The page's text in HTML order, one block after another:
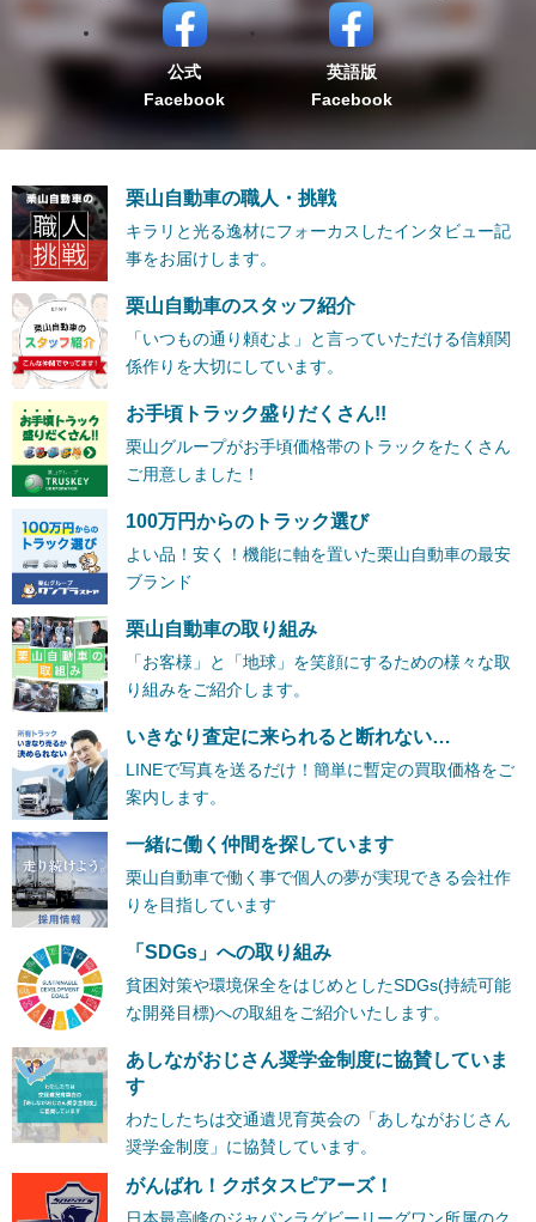
公式
Facebook
英語版
Facebook
栗山自動車の職人・挑戦
キラリと光る逸材にフォーカスしたインタビュー記
事をお届けします。
栗山自動車のスタッフ紹介
「いつもの通り頼むよ」と言っていただける信頼関
係作りを大切にしています。
お手頃トラック盛りだくさん!!
栗山グループがお手頃価格帯のトラックをたくさん
ご用意しました！
100万円からのトラック選び
よい品！安く！機能に軸を置いた栗山自動車の最安
ブランド
栗山自動車の取り組み
「お客様」と「地球」を笑顔にするための様々な取
り組みをご紹介します。
いきなり査定に来られると断れない…
LINEで写真を送るだけ！簡単に暫定の買取価格をご
案内します。
一緒に働く仲間を探しています
栗山自動車で働く事で個人の夢が実現できる会社作
りを目指しています
「SDGs」への取り組み
貧困対策や環境保全をはじめとしたSDGs(持続可能
な開発目標)への取組をご紹介いたします。
あしながおじさん奨学金制度に協賛していま
す
わたしたちは交通遺児育英会の「あしながおじさん
奨学金制度」に協賛しています。
がんばれ！クボタスピアーズ！